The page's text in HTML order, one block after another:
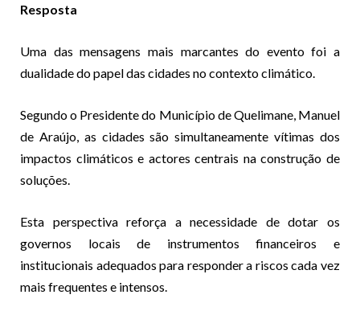
Resposta
Uma das mensagens mais marcantes do evento foi a
dualidade do papel das cidades no contexto climático.
Segundo o Presidente do Município de Quelimane, Manuel
de Araújo, as cidades são simultaneamente vítimas dos
impactos climáticos e actores centrais na construção de
soluções.
Esta perspectiva reforça a necessidade de dotar os
governos locais de instrumentos financeiros e
institucionais adequados para responder a riscos cada vez
mais frequentes e intensos.